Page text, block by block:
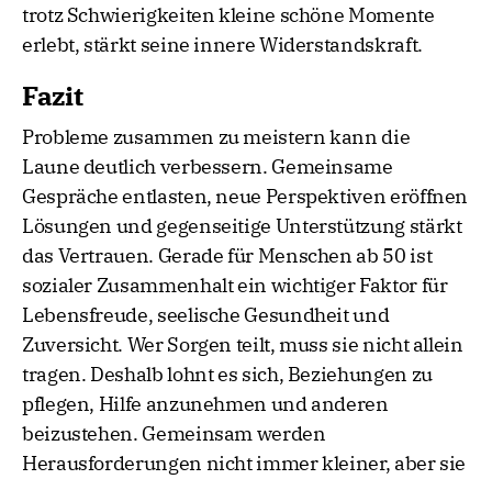
trotz Schwierigkeiten kleine schöne Momente
erlebt, stärkt seine innere Widerstandskraft.
Fazit
Probleme zusammen zu meistern kann die
Laune deutlich verbessern. Gemeinsame
Gespräche entlasten, neue Perspektiven eröffnen
Lösungen und gegenseitige Unterstützung stärkt
das Vertrauen. Gerade für Menschen ab 50 ist
sozialer Zusammenhalt ein wichtiger Faktor für
Lebensfreude, seelische Gesundheit und
Zuversicht. Wer Sorgen teilt, muss sie nicht allein
tragen. Deshalb lohnt es sich, Beziehungen zu
pflegen, Hilfe anzunehmen und anderen
beizustehen. Gemeinsam werden
Herausforderungen nicht immer kleiner, aber sie